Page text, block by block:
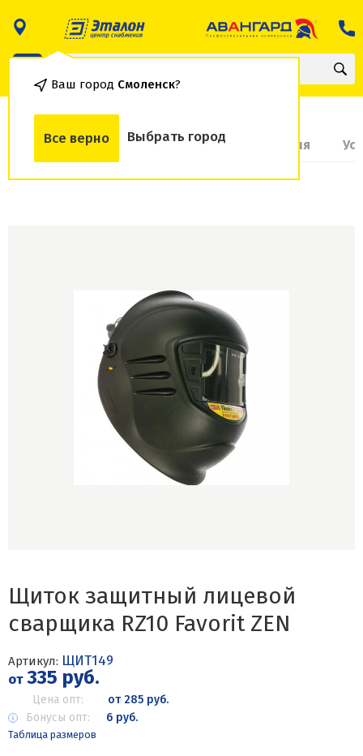
Ваш город Смоленск?
Все верно Выбрать город
О товаре Доставка и оплата Гарантия
Щиток защитный лицевой
сварщика RZ10 Favorit ZEN
Артикул: ЩИТ149
от335 руб.
Цена опт:
от 285 руб.
Бонусы опт:
6 руб.
Таблица размеров